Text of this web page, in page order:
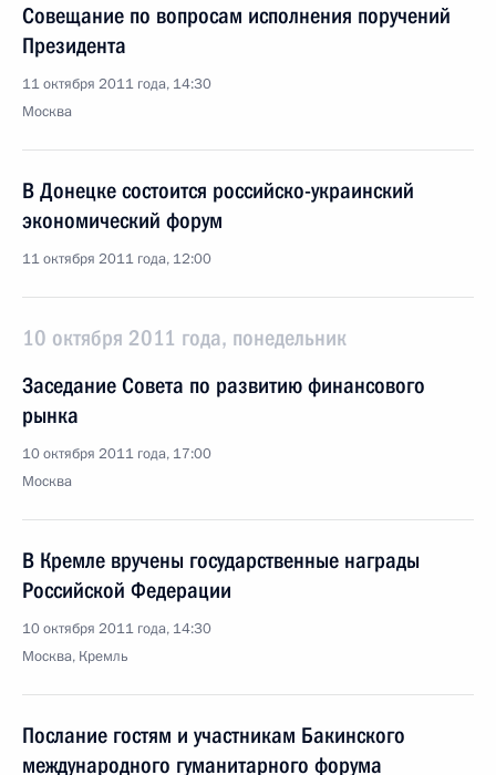
Совещание по вопросам исполнения поручений
Президента
11 октября 2011 года, 14:30
Москва
В Донецке состоится российско-украинский
экономический форум
11 октября 2011 года, 12:00
10 октября 2011 года, понедельник
Заседание Совета по развитию финансового
рынка
10 октября 2011 года, 17:00
Москва
В Кремле вручены государственные награды
Российской Федерации
10 октября 2011 года, 14:30
Москва, Кремль
Послание гостям и участникам Бакинского
международного гуманитарного форума